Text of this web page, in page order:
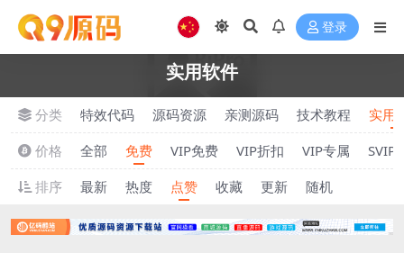
登录
实用软件
分类 特效代码 源码资源 亲测源码 技术教程
实用
价格
全部 免费 VIP免费 VIP折扣 VIP专属
SVIP
排序
最新 热度 点赞 收藏 更新 随机